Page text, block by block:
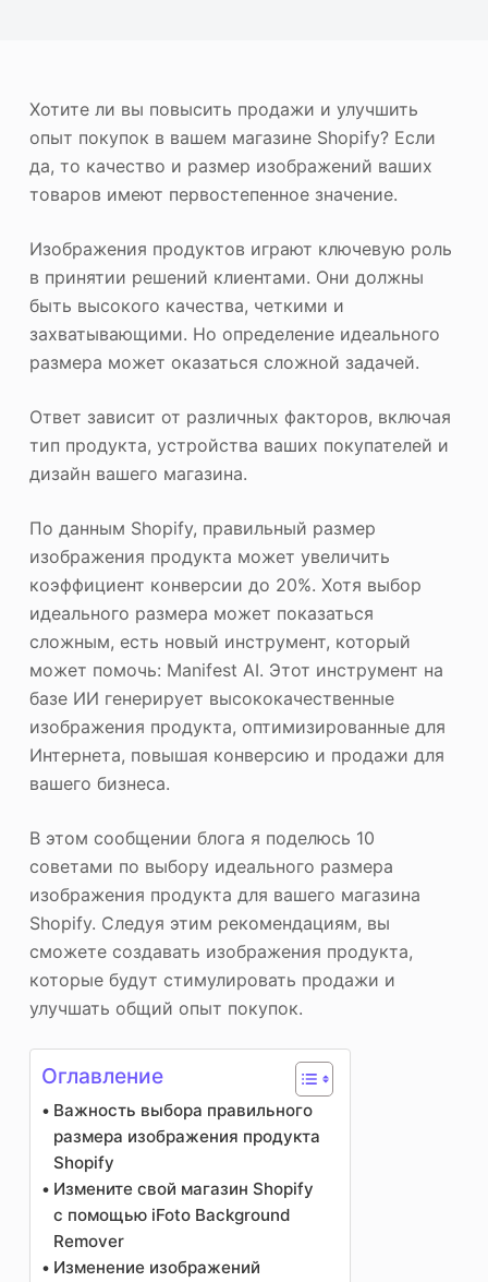
Хотите ли вы повысить продажи и улучшить
опыт покупок в вашем магазине Shopify? Если
да, то качество и размер изображений ваших
товаров имеют первостепенное значение.
Изображения продуктов играют ключевую роль
в принятии решений клиентами. Они должны
быть высокого качества, четкими и
захватывающими. Но определение идеального
размера может оказаться сложной задачей.
Ответ зависит от различных факторов, включая
тип продукта, устройства ваших покупателей и
дизайн вашего магазина.
По данным Shopify, правильный размер
изображения продукта может увеличить
коэффициент конверсии до 20%. Хотя выбор
идеального размера может показаться
сложным, есть новый инструмент, который
может помочь: Manifest AI. Этот инструмент на
базе ИИ генерирует высококачественные
изображения продукта, оптимизированные для
Интернета, повышая конверсию и продажи для
вашего бизнеса.
В этом сообщении блога я поделюсь 10
советами по выбору идеального размера
изображения продукта для вашего магазина
Shopify. Следуя этим рекомендациям, вы
сможете создавать изображения продукта,
которые будут стимулировать продажи и
улучшать общий опыт покупок.
Оглавление
Важность выбора правильного
размера изображения продукта
Shopify
Измените свой магазин Shopify
с помощью iFoto Background
Remover
Изменение изображений